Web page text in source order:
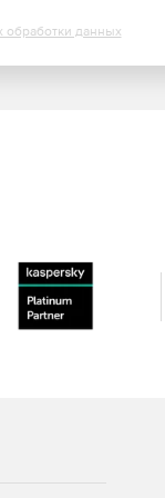
обработки данных